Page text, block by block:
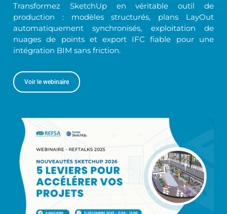
Transformez SketchUp en véritable outil de
production : modèles structurés, plans LayOut
automatiquement synchronisés, exploitation de
nuages de points et export IFC fiable pour une
intégration BIM sans friction.
Voir le webinaire